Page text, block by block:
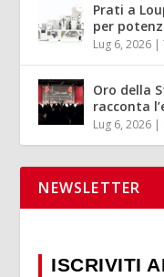
Prati a
per
Lug 6, 2026 |
Oro della
racconta
Lug 6, 2026 |
NEWSLETTER
ISCRIVITI